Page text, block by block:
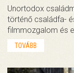
Unortodox
történő családfa-
filmmozgalom és
TOVÁBB